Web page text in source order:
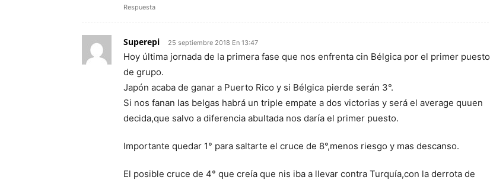
Respuesta
Superepi 25 septiembre 2018 En 13:47
Hoy última jornada de la primera fase que nos enfrenta cin Bélgica por el primer puesto
de grupo.
Japón acaba de ganar a Puerto Rico y si Bélgica pierde serán 3°.
Si nos fanan las belgas habrá un triple empate a dos victorias y será el average quuen
decida,que salvo a diferencia abultada nos daría el primer puesto.
Importante quedar 1° para saltarte el cruce de 8°,menos riesgo y mas descanso.
El posible cruce de 4° que creía que nis iba a llevar contra Turquía,con la derrota de